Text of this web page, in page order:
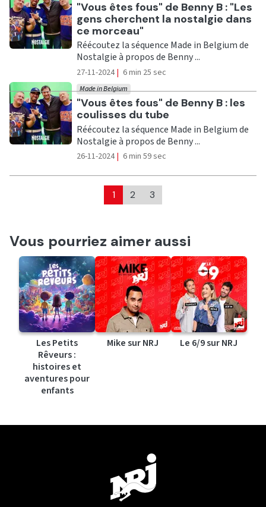
Ecouter
"Vous êtes fous" de Benny B : "Les
gens cherchent la nostalgie dans
ce morceau"
Réécoutez la séquence Made in Belgium de
Nostalgie à propos de Benny ...
27-11-2024 | 6 min 25 sec
Ecouter
"Vous êtes fous" de Benny B : les
coulisses du tube
Made in Belgium
Réécoutez la séquence Made in Belgium de
Nostalgie à propos de Benny ...
26-11-2024 | 6 min 59 sec
1 2 3
Vous pourriez aimer aussi
Les Petits
Rêveurs :
histoires et
aventures pour
enfants
Mike sur NRJ Le 6/9 sur NRJ